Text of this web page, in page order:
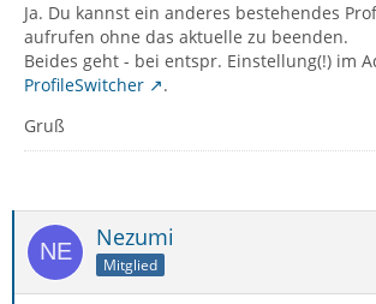
Ja. Du kannst ein anderes bestehendes
aufrufen ohne das aktuelle zu beenden.
Beides geht - bei entspr. Einstellung(!) im
ProfileSwitcher
.
Gruß
Nezumi
Mitglied